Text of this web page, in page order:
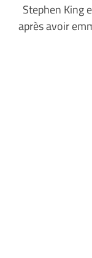
Stephen King
après avoir